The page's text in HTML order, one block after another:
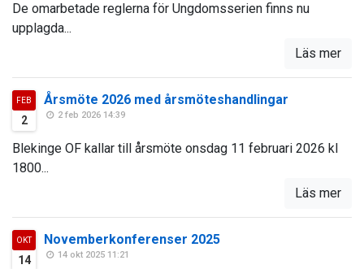
De omarbetade reglerna för Ungdomsserien finns nu
upplagda...
Läs mer
FEB
2
Årsmöte 2026 med årsmöteshandlingar
2 feb 2026 14:39
Blekinge OF kallar till årsmöte onsdag 11 februari 2026 kl
1800...
Läs mer
OKT
14
Novemberkonferenser 2025
14 okt 2025 11:21